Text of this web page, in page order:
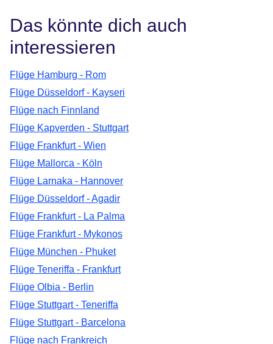
Das könnte dich auch
interessieren
Flüge Hamburg - Rom
Flüge Düsseldorf - Kayseri
Flüge nach Finnland
Flüge Kapverden - Stuttgart
Flüge Frankfurt - Wien
Flüge Mallorca - Köln
Flüge Larnaka - Hannover
Flüge Düsseldorf - Agadir
Flüge Frankfurt - La Palma
Flüge Frankfurt - Mykonos
Flüge München - Phuket
Flüge Teneriffa - Frankfurt
Flüge Olbia - Berlin
Flüge Stuttgart - Teneriffa
Flüge Stuttgart - Barcelona
Flüge nach Frankreich